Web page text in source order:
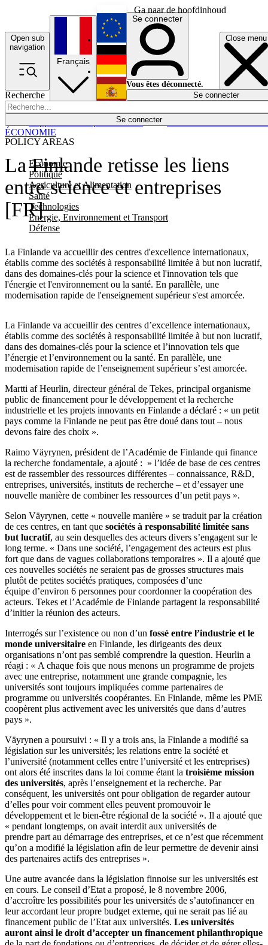
Ga naar de hoofdinhoud
Open sub
navigation
Close menu
Recherche
Se connecter
POLICY AREAS
Economie
Politique
Agriculture et Alimentation
Santé
Technologies
Energie, Environnement et Transport
Défense
Économie
Français
English
Deutsch
Español
Se connecter
Vous êtes déconnecté.
Se connecter
La Finlande retisse les liens
entre science et entreprises
[FR]
La Finlande va accueillir des centres d'excellence internationaux,
établis comme des sociétés à responsabilité limitée à but non lucratif,
dans des domaines-clés pour la science et l'innovation tels que
l'énergie et l'environnement ou la santé. En parallèle, une
modernisation rapide de l'enseignement supérieur s'est amorcée.
ÉCONOMIE
La Finlande va accueillir des centres d’excellence internationaux,
établis comme des sociétés à responsabilité limitée à but non lucratif,
dans des domaines-clés pour la science et l’innovation tels que
l’énergie et l’environnement ou la santé. En parallèle, une
modernisation rapide de l’enseignement supérieur s’est amorcée.
Martti af Heurlin, directeur général de Tekes, principal organisme
public de financement pour le développement et la recherche
industrielle et les projets innovants en Finlande a déclaré : « un petit
pays comme la Finlande ne peut pas être doué dans tout – nous
devons faire des choix ».
Raimo Väyrynen, président de l’Académie de Finlande qui finance
la recherche fondamentale, a ajouté : » l’idée de base de ces centres
est de rassembler des ressources différentes – connaissance, R&D,
entreprises, universités, instituts de recherche – et d’essayer une
nouvelle manière de combiner les ressources d’un petit pays ».
Selon Väyrynen, cette « nouvelle manière » se traduit par la création
de ces centres, en tant que sociétés à responsabilité limitée sans
but lucratif, au sein desquelles des acteurs divers s’engagent sur le
long terme. « Dans une société, l’engagement des acteurs est plus
fort que dans de vagues collaborations temporaires ». Il a ajouté que
ces nouvelles sociétés ne seraient pas de grosses structures mais
plutôt de petites sociétés pratiques, composées d’une
équipe d’environ 6 personnes pour coordonner la coopération des
acteurs. Tekes et l’Académie de Finlande partagent la responsabilité
d’initier la réunion des acteurs.
Interrogés sur l’existence ou non d’un fossé entre l’industrie et le
monde universitaire en Finlande, les dirigeants des deux
organisations n’ont pas semblé comprendre la question. Heurlin a
réagi : « A chaque fois que nous menons un programme de projets
avec une entreprise, notamment une grande compagnie, les
universités sont toujours impliquées comme partenaires de
programme ou universités coopérantes. En Finlande, même les PME
coopèrent plus activement avec les universités que dans d’autres
pays ».
Väyrynen a poursuivi : « Il y a trois ans, la Finlande a modifié sa
législation sur les universités; les relations entre la société et
l’université (notamment celles entre l’université et les entreprises)
ont alors été inscrites dans la loi comme étant la troisième mission
des universités, après l’enseignement et la recherche. Par
conséquent, les universités ont pour obligation de regarder autour
d’elles pour voir comment elles peuvent promouvoir le
développement et le bien-être régional de la société ». Il a ajouté que
« pendant longtemps, on avait interdit aux universités de
prendre part au démarrage des entreprises, et ce n’est que récemment
qu’on a modifié la législation afin de leur permettre de devenir ainsi
des partenaires actifs des entreprises ».
Une autre avancée dans la législation finnoise sur les universités est
en cours. Le conseil d’Etat a proposé, le 8 novembre 2006,
d’accroître les possibilités pour les universités de s’autofinancer en
leur accordant leur propre budget externe, qui ne serait pas lié au
financement public de l’Etat aux universités. Les universités
auront ainsi le droit d’accepter un financement philanthropique